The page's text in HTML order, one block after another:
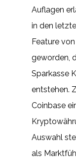
Auflagen
in den
Feature
geworden,
Sparkasse
entstehen.
Coinbase
Auswahl
als